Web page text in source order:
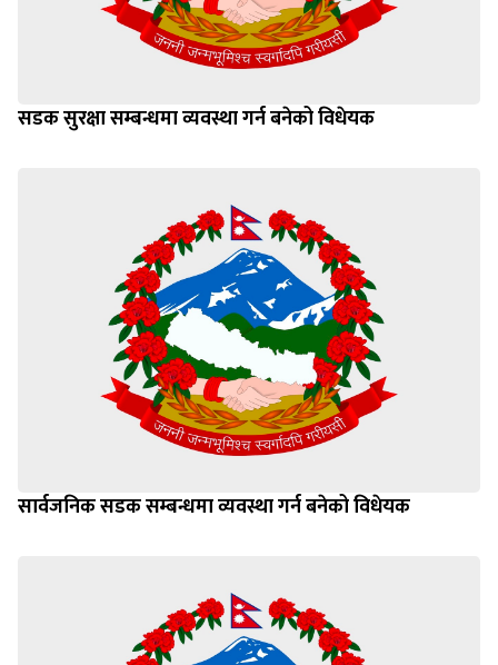
सडक सुरक्षा सम्बन्धमा व्यवस्था गर्न बनेको विधेयक
सार्वजनिक सडक सम्बन्धमा व्यवस्था गर्न बनेको विधेयक